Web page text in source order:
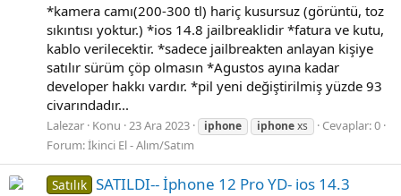
*kamera camı(200-300 tl) hariç kusursuz (görüntü, toz
sıkıntısı yoktur.) *ios 14.8 jailbreaklidir *fatura ve kutu,
kablo verilecektir. *sadece jailbreakten anlayan kişiye
satılır sürüm çöp olmasın *Agustos ayına kadar
developer hakkı vardır. *pil yeni değiştirilmiş yüzde 93
civarındadır...
Lalezar Konu 23 Ara 2023 iphone iphonexs
Cevaplar: 0
Forum:İkinci El - Alım/Satım
Satılık SATILDI-- İphone 12 Pro YD- ios 14.3